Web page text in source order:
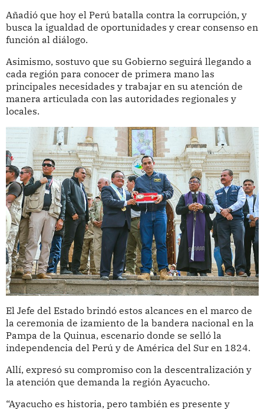
Añadió que hoy el Perú batalla contra la corrupción, y
busca la igualdad de oportunidades y crear consenso en
función al diálogo.
Asimismo, sostuvo que su Gobierno seguirá llegando a
cada región para conocer de primera mano las
principales necesidades y trabajar en su atención de
manera articulada con las autoridades regionales y
locales.
El Jefe del Estado brindó estos alcances en el marco de
la ceremonia de izamiento de la bandera nacional en la
Pampa de la Quinua, escenario donde se selló la
independencia del Perú y de América del Sur en 1824.
Allí, expresó su compromiso con la descentralización y
la atención que demanda la región Ayacucho.
“Ayacucho es historia, pero también es presente y